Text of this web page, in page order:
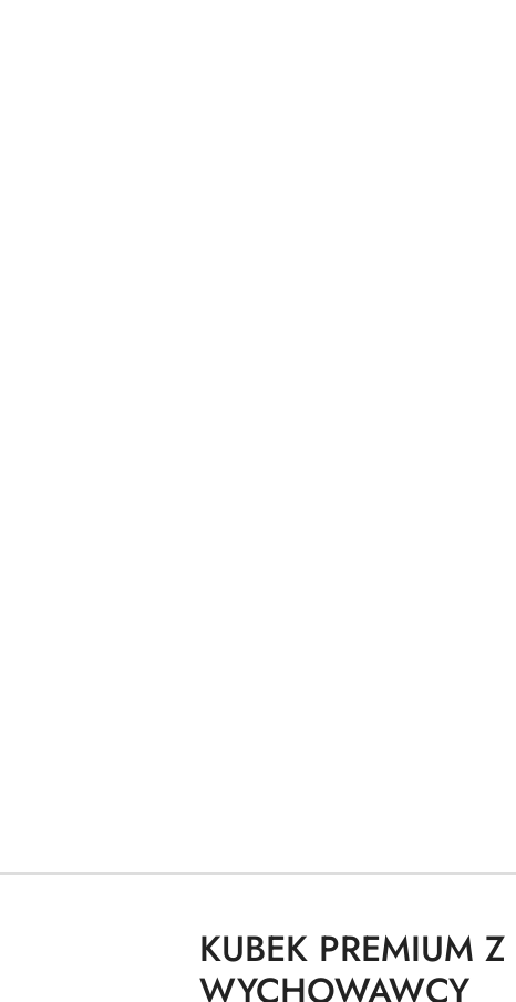
KUBEK PREMIUM
WYCHOWAWCY